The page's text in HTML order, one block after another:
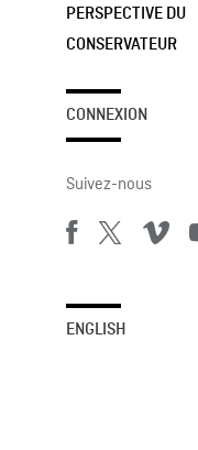
PERSPECTIVE DU
CONSERVATEUR
CONNEXION
Suivez-nous
ENGLISH